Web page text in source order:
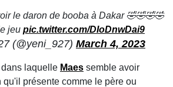
le daron de booba à Dakar 🤣🤣🤣🤣
jeu pic.twitter.com/DIoDnwDai9
(@yeni_927) March 4, 2023
laquelle Maes semble avoir
présente comme le père ou